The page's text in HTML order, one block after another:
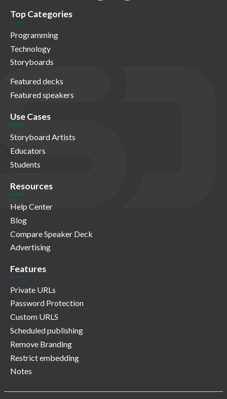
Top Categories
Programming
Technology
Storyboards
Featured decks
Featured speakers
Use Cases
Storyboard Artists
Educators
Students
Resources
Help Center
Blog
Compare Speaker Deck
Advertising
Features
Private URLs
Password Protection
Custom URLS
Scheduled publishing
Remove Branding
Restrict embedding
Notes